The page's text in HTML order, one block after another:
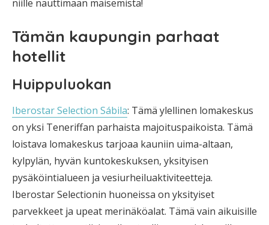
niille nauttimaan maisemista!
Tämän kaupungin parhaat
hotellit
Huippuluokan
Iberostar Selection Sábila: Tämä ylellinen lomakeskus
on yksi Teneriffan parhaista majoituspaikoista. Tämä
loistava lomakeskus tarjoaa kauniin uima-altaan,
kylpylän, hyvän kuntokeskuksen, yksityisen
pysäköintialueen ja vesiurheiluaktiviteetteja.
Iberostar Selectionin huoneissa on yksityiset
parvekkeet ja upeat merinäköalat. Tämä vain aikuisille